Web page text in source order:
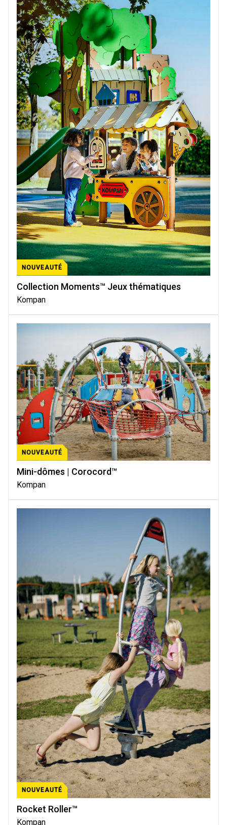
NOUVEAUTÉ
Collection Moments™ Jeux thématiques
Kompan
NOUVEAUTÉ
Mini-dômes | Corocord™
Kompan
NOUVEAUTÉ
Rocket Roller™
Kompan